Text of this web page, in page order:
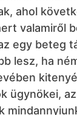
ahol
valamiről
egy beteg
lesz, ha
ügynökei,